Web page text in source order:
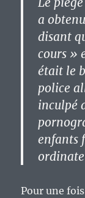
a
disant
cours »
était le
police
inculpé
enfants
Pour une